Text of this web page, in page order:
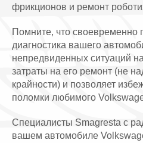
фрикционов и ремонт
Помните, что своевременно
диагностика вашего
непредвиденных ситуаций
затраты на его ремонт (не
крайности) и позволяет
поломки любимого
Специалисты Smagresta с
вашем автомобиле